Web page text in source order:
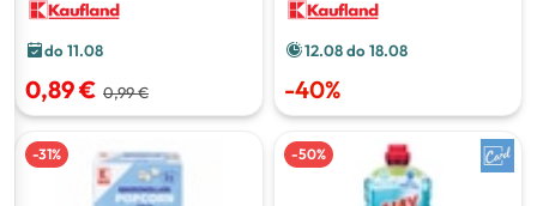
do 11.08
0,89 € 0,99 €
12.08 do 18.08
-40%
-31% -50%